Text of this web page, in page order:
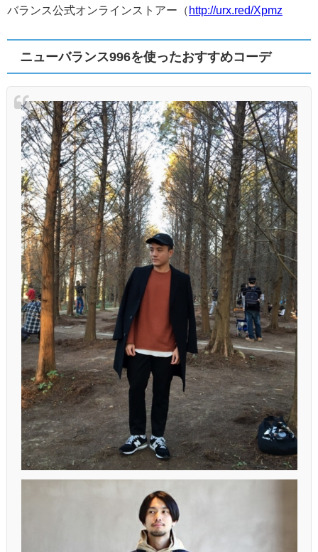
バランス公式オンラインストアー（ http://urx.red/Xpmz
ニューバランス996を使ったおすすめコーデ